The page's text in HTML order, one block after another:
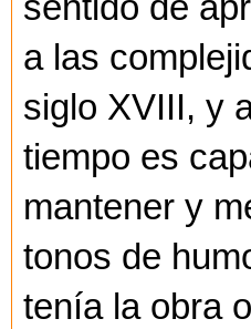
a las
siglo XVIII, y
tiempo es
mantener y
tonos de
tenía la obra